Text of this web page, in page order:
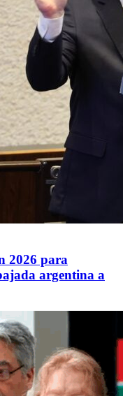
2026 para
argentina a